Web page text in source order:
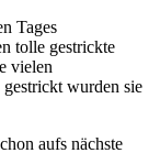
Tages
tolle gestrickte
vielen
wurden sie
aufs nächste